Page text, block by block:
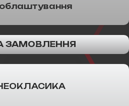
ЗАМОВЛЕННЯ